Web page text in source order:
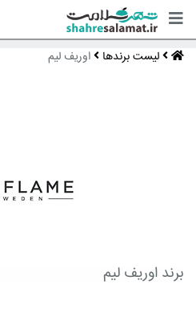
لیست برندها اوریف لیم
برند اوریف لیم